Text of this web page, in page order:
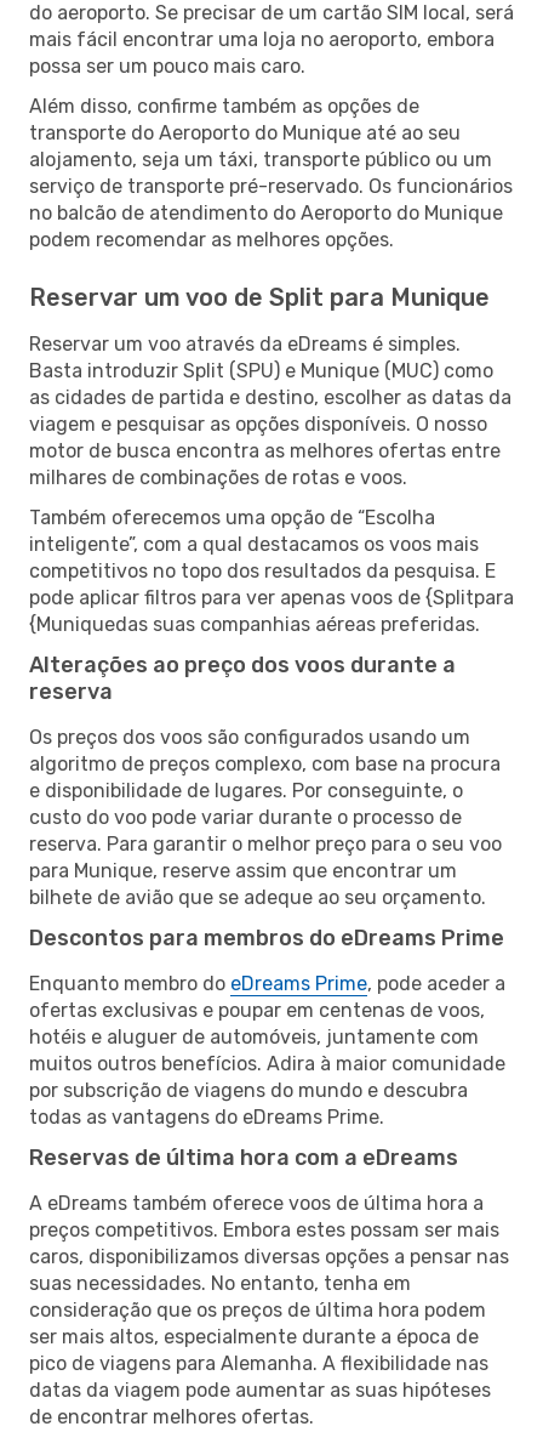
do aeroporto. Se precisar de um cartão SIM local, será
mais fácil encontrar uma loja no aeroporto, embora
possa ser um pouco mais caro.
Além disso, confirme também as opções de
transporte do Aeroporto do Munique até ao seu
alojamento, seja um táxi, transporte público ou um
serviço de transporte pré-reservado. Os funcionários
no balcão de atendimento do Aeroporto do Munique
podem recomendar as melhores opções.
Reservar um voo de Split para Munique
Reservar um voo através da eDreams é simples.
Basta introduzir Split (SPU) e Munique (MUC) como
as cidades de partida e destino, escolher as datas da
viagem e pesquisar as opções disponíveis. O nosso
motor de busca encontra as melhores ofertas entre
milhares de combinações de rotas e voos.
Também oferecemos uma opção de “Escolha
inteligente”, com a qual destacamos os voos mais
competitivos no topo dos resultados da pesquisa. E
pode aplicar filtros para ver apenas voos de {Splitpara
{Muniquedas suas companhias aéreas preferidas.
Alterações ao preço dos voos durante a
reserva
Os preços dos voos são configurados usando um
algoritmo de preços complexo, com base na procura
e disponibilidade de lugares. Por conseguinte, o
custo do voo pode variar durante o processo de
reserva. Para garantir o melhor preço para o seu voo
para Munique, reserve assim que encontrar um
bilhete de avião que se adeque ao seu orçamento.
Descontos para membros do eDreams Prime
Enquanto membro do eDreams Prime, pode aceder a
ofertas exclusivas e poupar em centenas de voos,
hotéis e aluguer de automóveis, juntamente com
muitos outros benefícios. Adira à maior comunidade
por subscrição de viagens do mundo e descubra
todas as vantagens do eDreams Prime.
Reservas de última hora com a eDreams
A eDreams também oferece voos de última hora a
preços competitivos. Embora estes possam ser mais
caros, disponibilizamos diversas opções a pensar nas
suas necessidades. No entanto, tenha em
consideração que os preços de última hora podem
ser mais altos, especialmente durante a época de
pico de viagens para Alemanha. A flexibilidade nas
datas da viagem pode aumentar as suas hipóteses
de encontrar melhores ofertas.